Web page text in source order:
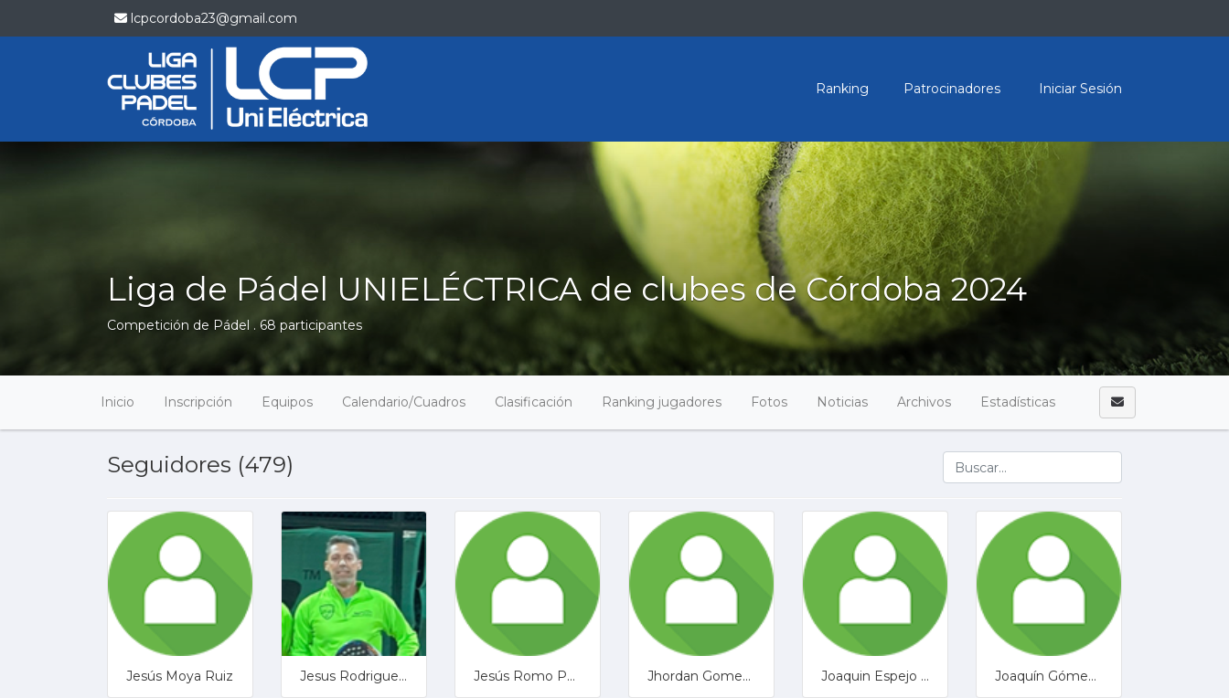
lcpcordoba23@gmail.com
Ranking Patrocinadores Iniciar Sesión
Liga de Pádel UNIELÉCTRICA de clubes de Córdoba 2024
Competición de Pádel . 68 participantes
Inicio Inscripción Equipos Calendario/Cuadros Clasificación Ranking jugadores Fotos Noticias Archivos Estadísticas
Seguidores (479)
Jesús Moya Ruiz Jesus Rodriguez Lopez Jesús Romo Paredes Jhordan Gomez Gomez Joaquin Espejo Marquez Joaquín Gómez Jimenez